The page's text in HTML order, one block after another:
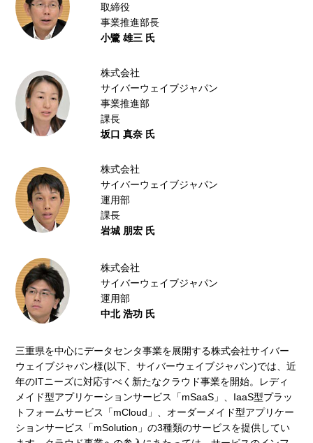
取締役
事業推進部長
小鷺 雄三 氏
株式会社
サイバーウェイブジャパン
事業推進部
課長
坂口 真奈 氏
株式会社
サイバーウェイブジャパン
運用部
課長
岩城 朋宏 氏
株式会社
サイバーウェイブジャパン
運用部
中北 浩功 氏
三重県を中心にデータセンタ事業を展開する株式会社サイバー
ウェイブジャパン様(以下、サイバーウェイブジャパン)では、近
年のITニーズに対応すべく新たなクラウド事業を開始。レディ
メイド型アプリケーションサービス「mSaaS」、IaaS型プラッ
トフォームサービス「mCloud」、オーダーメイド型アプリケー
ションサービス「mSolution」の3種類のサービスを提供してい